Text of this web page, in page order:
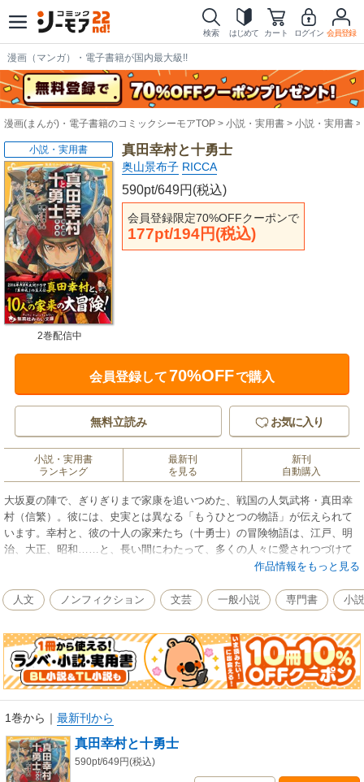
検索 はじめて カート ログイン 会員登録
漫画（マンガ）・電子書籍が国内最大級!!
漫画(まんが)・電子書籍のコミックシーモアTOP 小説・実用書 小説・実用書
真田幸村と十勇士
奥山景布子 RICCA
590pt/649円(税込)
会員登録限定70%OFFクーポンで
177pt/194円(税込)
小説・実用書
2巻配信中
会員登録して70%OFFで購入
無料立読み お気に入り
小説・実用書
ランキング
最新刊
を見る
新刊
自動購入
大坂夏の陣で、ぎりぎりまで家康を追いつめた、戦国の人気武将・真田幸
村（信繁）。彼には、史実とは異なる「もうひとつの物語」が伝えられて
います。幸村と、彼の十人の家来たち（十勇士）の冒険物語は、江戸、明
治、大正、昭和……と、長い間にわたって、多くの人々に愛されつづけて
きました。幸村が得意な「あっと驚く」戦いかた。個性的な十勇士の活躍
お楽しみください！
作品情報をもっと見る
人文 ノンフィクション 文芸 一般小説 専門書 小説
1巻から ｜ 最新刊から
真田幸村と十勇士
590pt/649円(税込)